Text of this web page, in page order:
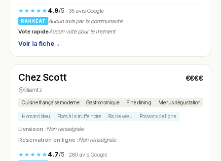
★★★★★4.9/5· 35 avis Google
RANKEAT
Aucun avis par la communauté
Vote rapideAucun vote pour le moment
Voir la fiche→
N° 6
Chez Scott €€€€
Biarritz
Cuisine française moderne Gastronomique Fine dining Menus dégustation
Homard bleu Plats à la truffe noire Ris de veau Poissons de ligne
Livraison :Non renseignée
Réservation en ligne :Non renseignée
★★★★★4.7/5· 260 avis Google